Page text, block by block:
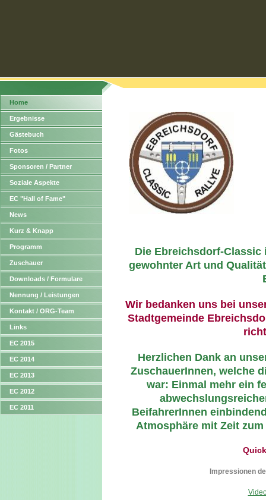
Home
Ergebnisse
Gästebuch
Fotos
Sponsoren / Partner
Soziale Aspekte
EC "Hall of Fame"
News
Kurz & Knapp
Programm
Zuschauer
Downloads / Formulare
Nennung / Leistungen
Kontakt / ORG-Team
Links
EC 2015
EC 2014
EC 2013
EC 2012
EC 2011
Die Ebreichsdorf-Classic
gewohnter Art und
Wir bedanken uns bei
Stadtgemeinde
Herzlichen Dank an
ZuschauerInnen, welche
war: Einmal mehr ein
BeifahrerInnen
Atmosphäre mit Zeit
Impressionen